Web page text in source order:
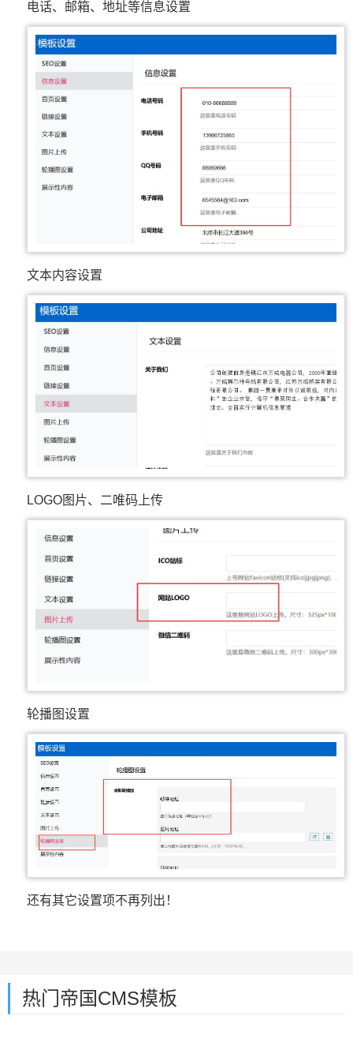
电话、邮箱、地址等信息设置
文本内容设置
LOGO图片、二唯码上传
轮播图设置
还有其它设置项不再列出！
热门帝国CMS模板